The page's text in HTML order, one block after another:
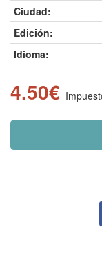
Ciudad:
Edición:
Idioma:
4.50€